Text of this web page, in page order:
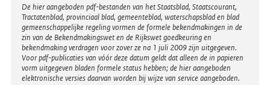
Disclaimer
De hier aangeboden pdf-bestanden van het Staatsblad, Staatscourant,
Tractatenblad, provinciaal blad, gemeenteblad, waterschapsblad en blad
gemeenschappelijke regeling vormen de formele bekendmakingen in de
zin van de Bekendmakingswet en de Rijkswet goedkeuring en
bekendmaking verdragen voor zover ze na 1 juli 2009 zijn uitgegeven.
Voor pdf-publicaties van vóór deze datum geldt dat alleen de in papieren
vorm uitgegeven bladen formele status hebben; de hier aangeboden
elektronische versies daarvan worden bij wijze van service aangeboden.